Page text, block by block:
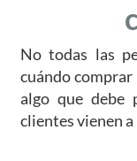
No todas las
cuándo comprar
algo que debe
clientes vienen